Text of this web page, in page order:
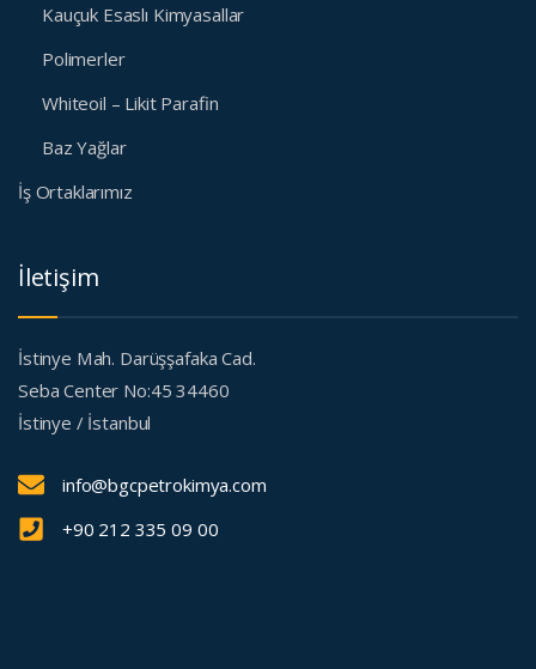
Kauçuk Esaslı Kimyasallar
Polimerler
Whiteoil – Likit Parafin
Baz Yağlar
İş Ortaklarımız
İletişim
İstinye Mah. Darüşşafaka Cad.
Seba Center No:45 34460
İstinye / İstanbul
info@bgcpetrokimya.com
+90 212 335 09 00